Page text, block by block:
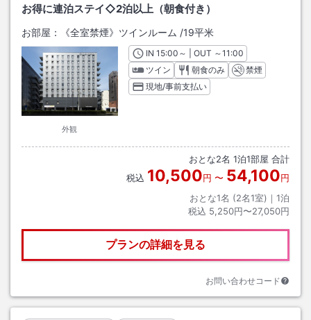
お得に連泊ステイ◇2泊以上（朝食付き）
お部屋： 《全室禁煙》ツインルーム /19平米
外観
INチェックイン
15:00 ～ | OUT チェックアウト
～11:00
ツイン
朝食のみ
禁煙
現地/事前支払い
おとな2名 1泊1部屋 合計
税込 10,500円 〜 54,100円
おとな1名 (2名1室)｜ 1泊
税込 5,250円〜27,050円
プランの詳細を見る
お問い合わせコード